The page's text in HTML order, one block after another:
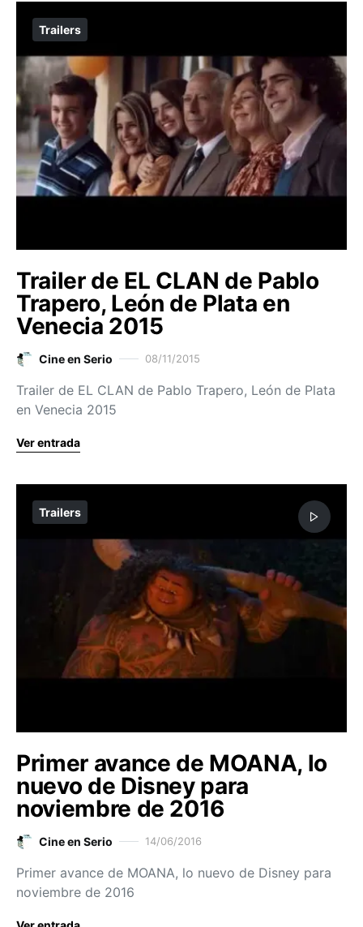
Trailers
Trailer de EL CLAN de Pablo
Trapero, León de Plata en
Venecia 2015
Cine en Serio 08/11/2015
Trailer de EL CLAN de Pablo Trapero, León de Plata
en Venecia 2015
Ver entrada
Trailers
Primer avance de MOANA, lo
nuevo de Disney para
noviembre de 2016
Cine en Serio 14/06/2016
Primer avance de MOANA, lo nuevo de Disney para
noviembre de 2016